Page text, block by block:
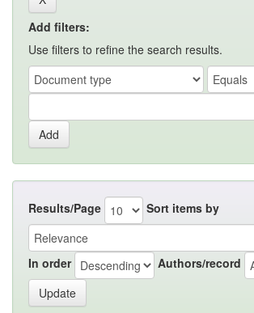
Add filters:
Use filters to refine the search results.
Results/Page Sort items by
In order Authors/record